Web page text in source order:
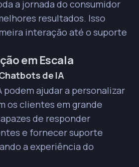
a jornada do consumidor
resultados. Isso
interação até o suporte
em Escala
de IA
podem ajudar a personalizar
os clientes em grande
de responder
e fornecer suporte
a experiência do